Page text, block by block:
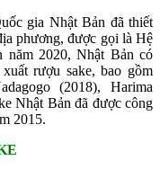
gia Nhật Bản đã thiết
phương, được gọi là Hệ
2020, Nhật Bản có
rượu sake, bao gồm
(2018), Harima
Nhật Bản đã được công
2015.